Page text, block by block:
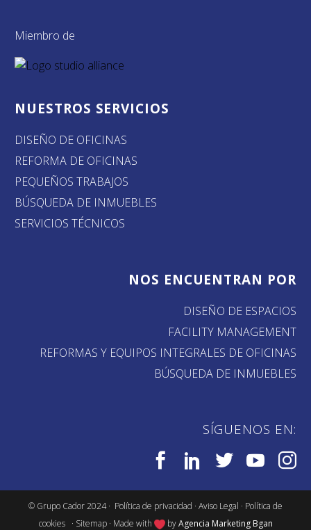
Miembro de
NUESTROS SERVICIOS
DISEÑO DE OFICINAS
REFORMA DE OFICINAS
PEQUEÑOS TRABAJOS
BÚSQUEDA DE INMUEBLES
SERVICIOS TÉCNICOS
NOS ENCUENTRAN POR
DISEÑO DE ESPACIOS
FACILITY MANAGEMENT
REFORMAS Y EQUIPOS INTEGRALES DE OFICINAS
BÚSQUEDA DE INMUEBLES
SÍGUENOS EN:
© Grupo Cador2024 · Política de privacidad · Aviso Legal · Política de
cookies · Sitemap· Made with byAgencia Marketing Bgan